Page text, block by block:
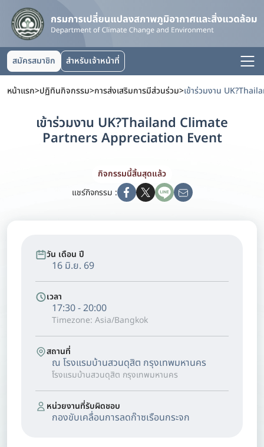
สมัครสมาชิก สำหรับเจ้าหน้าที่
หน้าแรก>ปฏิทินกิจกรรม>การส่งเสริมการมีส่วนร่วม>
เข้าร่วมงาน UK?Thailand Climate
Partners Appreciation Event
กิจกรรมนี้สิ้นสุดแล้ว
แชร์กิจกรรม :
วัน เดือน ปี
16 มิ.ย. 69
เวลา
17:30 - 20:00
Timezone: Asia/Bangkok
สถานที่
ณ โรงแรมบ้านสวนดุสิต กรุงเทพมหานคร
โรงแรมบ้านสวนดุสิต กรุงเทพมหานคร
หน่วยงานที่รับผิดชอบ
กองขับเคลื่อนการลดก๊าซเรือนกระจก